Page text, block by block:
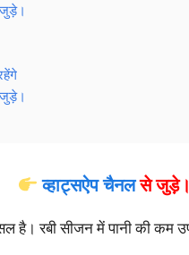
जुड़े।
जुड़े।
व्हाट्सऐप चैनलसे जुड़े।
है। रबी सीजन में पानी की कम